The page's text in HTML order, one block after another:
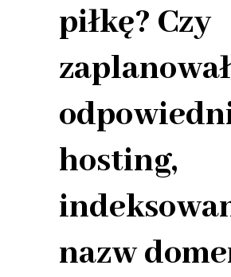
piłkę? Czy
hosting,
nazw